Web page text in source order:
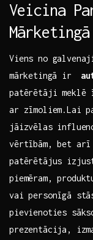
Veicina
Mārketingā
Viens ​no
⁤mārketingā ir ‌
patērētāji meklē
ar zīmoliem.Lai
jāizvēlas
vērtībām, bet arī
patērētājus
piemēram,
vai personīgā‍
pievienoties
prezentācija,​